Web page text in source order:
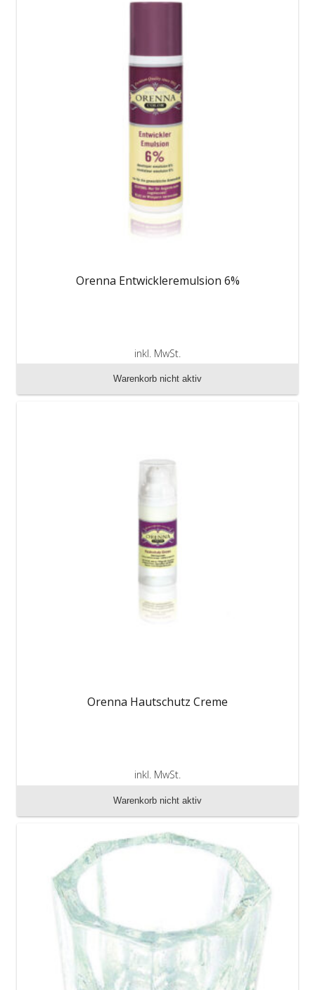
Orenna Entwickleremulsion 6%
inkl. MwSt.
zzgl. Versandkosten
Warenkorb nicht aktiv
Orenna Hautschutz Creme
inkl. MwSt.
zzgl. Versandkosten
Warenkorb nicht aktiv